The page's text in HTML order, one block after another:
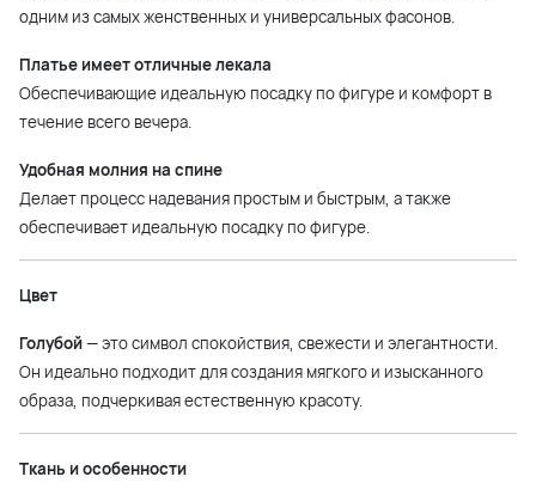
одним из самых женственных и универсальных фасонов.
Платье имеет отличные лекала
Обеспечивающие идеальную посадку по фигуре и комфорт в
течение всего вечера.
Удобная молния на спине
Делает процесс надевания простым и быстрым, а также
обеспечивает идеальную посадку по фигуре.
Цвет
Голубой— это символ спокойствия, свежести и элегантности.
Он идеально подходит для создания мягкого и изысканного
образа, подчеркивая естественную красоту.
Ткань и особенности